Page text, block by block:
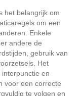
het belangrijk om
om een
Enkele
andere de
gebruik van
Het
en
voor een correcte
te volgen en